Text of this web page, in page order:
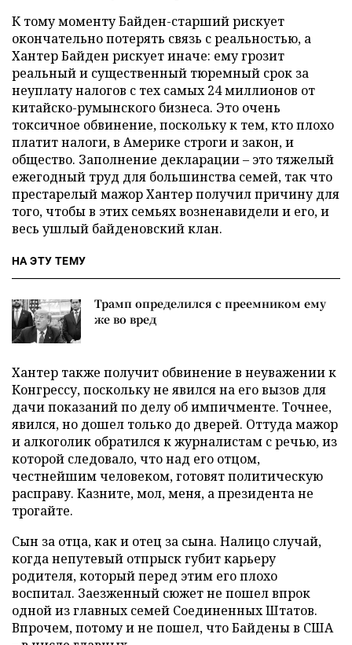
К тому моменту Байден-старший рискует
окончательно потерять связь с реальностью, а
Хантер Байден рискует иначе: ему грозит
реальный и существенный тюремный срок за
неуплату налогов с тех самых 24 миллионов от
китайско-румынского бизнеса. Это очень
токсичное обвинение, поскольку к тем, кто плохо
платит налоги, в Америке строги и закон, и
общество. Заполнение декларации – это тяжелый
ежегодный труд для большинства семей, так что
престарелый мажор Хантер получил причину для
того, чтобы в этих семьях возненавидели и его, и
весь ушлый байденовский клан.
НА ЭТУ ТЕМУ
Трамп определился с преемником ему
же во вред
Хантер также получит обвинение в неуважении к
Конгрессу, поскольку не явился на его вызов для
дачи показаний по делу об импичменте. Точнее,
явился, но дошел только до дверей. Оттуда мажор
и алкоголик обратился к журналистам с речью, из
которой следовало, что над его отцом,
честнейшим человеком, готовят политическую
расправу. Казните, мол, меня, а президента не
трогайте.
Сын за отца, как и отец за сына. Налицо случай,
когда непутевый отпрыск губит карьеру
родителя, который перед этим его плохо
воспитал. Заезженный сюжет не пошел впрок
одной из главных семей Соединенных Штатов.
Впрочем, потому и не пошел, что Байдены в США